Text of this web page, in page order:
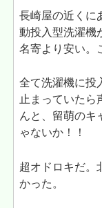
長崎屋の近くに
動投入型洗濯機
名寄より安い。
全て洗濯機に投
止まっていたら
んと、留萌のキ
ゃないか！！
超オドロキだ。
かった。